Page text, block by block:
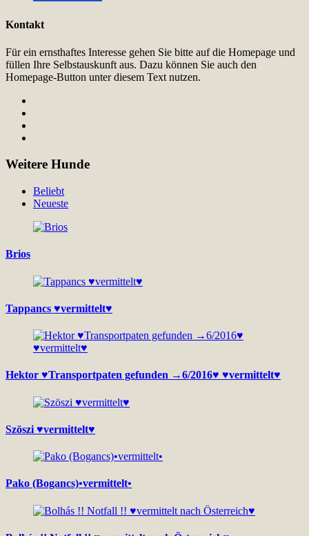
Kontakt
Für ein ernsthaftes Interesse gehen Sie bitte auf die Homepage und
füllen Ihre Selbstauskunft aus. Dazu können Sie auch den
Homepage-Button unter diesem Text nutzen.
Weitere Hunde
Beliebt
Neueste
Brios
Tappancs ♥vermittelt♥
Hektor ♥Transportpaten gefunden →6/2016♥ ♥vermittelt♥
Szöszi ♥vermittelt♥
Pako (Bogancs)•vermittelt•